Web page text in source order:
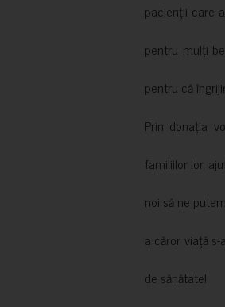
pacienții care
pentru mulți
pentru că
Prin donația
familiilor lor,
noi să ne
a căror viață
de sănătate!